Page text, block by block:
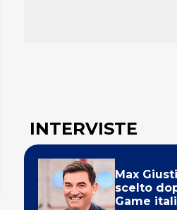
INTERVISTE
Max
scelto
Game